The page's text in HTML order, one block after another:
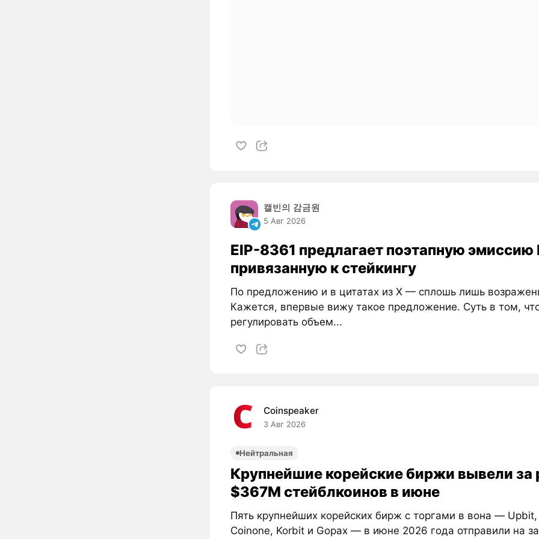
캘빈의 감금원
5 Авг 2026
EIP-8361 предлагает поэтапную эмиссию
привязанную к стейкингу
По предложению и в цитатах из X — сплошь лишь
Кажется, впервые вижу такое предложение. Суть в том,
регулировать объем...
Coinspeaker
3 Авг 2026
Нейтральная
Крупнейшие корейские биржи вывели за
$367M стейблкоинов в июне
Пять крупнейших корейских бирж с торгами в вона —
Coinone, Korbit и Gopax — в июне 2026 года отправили на